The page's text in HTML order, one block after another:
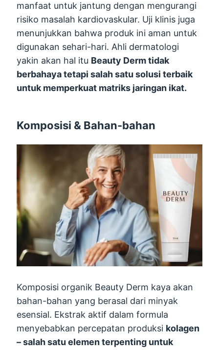
manfaat untuk jantung dengan mengurangi
risiko masalah kardiovaskular. Uji klinis juga
menunjukkan bahwa produk ini aman untuk
digunakan sehari-hari. Ahli dermatologi
yakin akan hal itu Beauty Derm tidak
berbahaya tetapi salah satu solusi terbaik
untuk memperkuat matriks jaringan ikat.
Komposisi & Bahan-bahan
Komposisi organik Beauty Derm kaya akan
bahan-bahan yang berasal dari minyak
esensial. Ekstrak aktif dalam formula
menyebabkan percepatan produksi kolagen
– salah satu elemen terpenting untuk